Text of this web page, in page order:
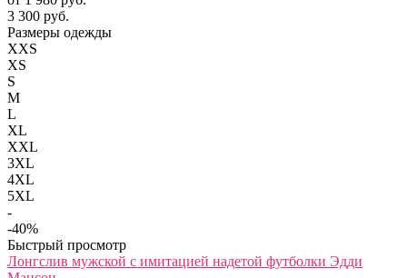
3 300 руб.
Размеры одежды
XXS
XS
S
M
L
XL
XXL
3XL
4XL
5XL
-
-40%
Быстрый просмотр
Лонгслив мужской с имитацией надетой футболки Эдди